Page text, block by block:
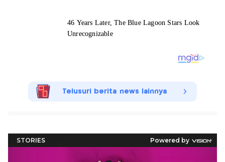
Telusuri berita news lainnya